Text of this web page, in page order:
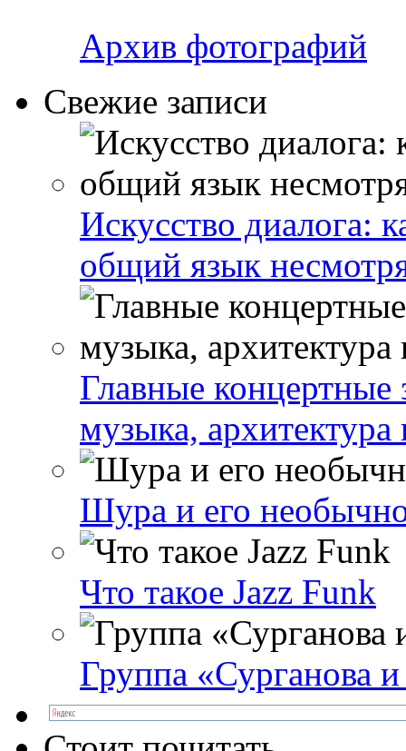
Архив фотографий
Свежие записи
Искусство диалога:
общий язык
Главные концертные
музыка, архитектура
Шура и его
Что такое Jazz Funk
Группа «Сурганова